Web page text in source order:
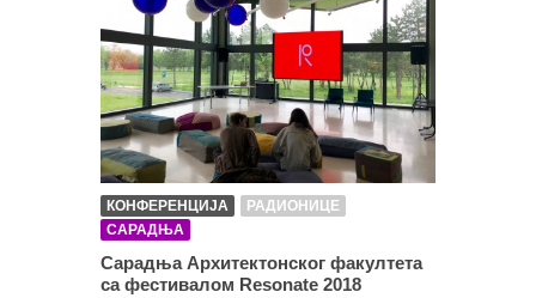
КОНФЕРЕНЦИЈА
РАДИОНИЦЕ
САРАДЊА
Сарадња Архитектонског факултета
са фестивалом Resonate 2018